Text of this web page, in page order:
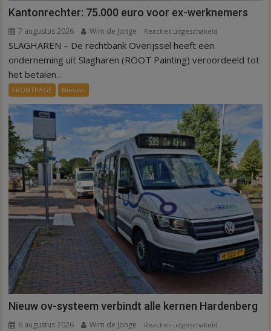
Kantonrechter: 75.000 euro voor ex-werknemers
7 augustus 2026 Wim de Jonge Reacties uitgeschakeld
75.000
werknemers
SLAGHAREN – De rechtbank Overijssel heeft een
onderneming uit Slagharen (ROOT Painting) veroordeeld tot
het betalen...
FRONTPAGE Nieuws
Nieuw ov-systeem verbindt alle kernen Hardenberg
6 augustus 2026 Wim de Jonge Reacties uitgeschakeld